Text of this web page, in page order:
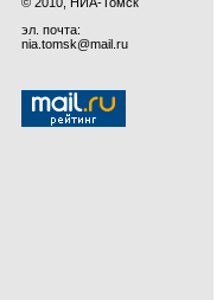
эл. почта:
nia.tomsk@mail.ru